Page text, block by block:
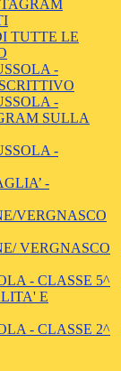
TUTTE LE
-
-
SULLA
-
-
VERGNASCO
VERGNASCO
- CLASSE 5^
E
- CLASSE 2^